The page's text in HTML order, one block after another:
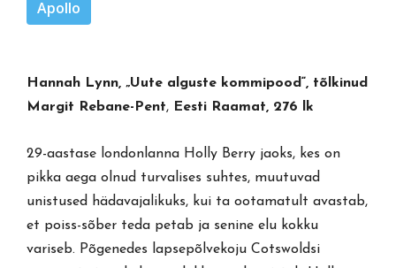
Apollo
Hannah Lynn, „Uute alguste kommipood“, tõlkinud
Margit Rebane-Pent, Eesti Raamat, 276 lk
29-aastase londonlanna Holly Berry jaoks, kes on
pikka aega olnud turvalises suhtes, muutuvad
unistused hädavajalikuks, kui ta ootamatult avastab,
et poiss-sõber teda petab ja senine elu kokku
variseb. Põgenedes lapsepõlvekoju Cotswoldsi